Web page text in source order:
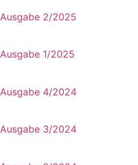
Ausgabe 2/2025
Ausgabe 1/2025
Ausgabe 4/2024
Ausgabe 3/2024